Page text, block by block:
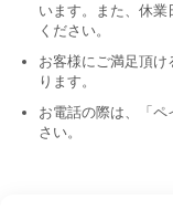
います。また、休
ください。
お客様にご満足頂
ります。
お電話の際は、「
さい。